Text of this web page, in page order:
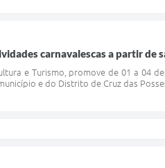
carnavalescas a partir de
e Turismo, promove de 01 a 04
e do Distrito de Cruz das